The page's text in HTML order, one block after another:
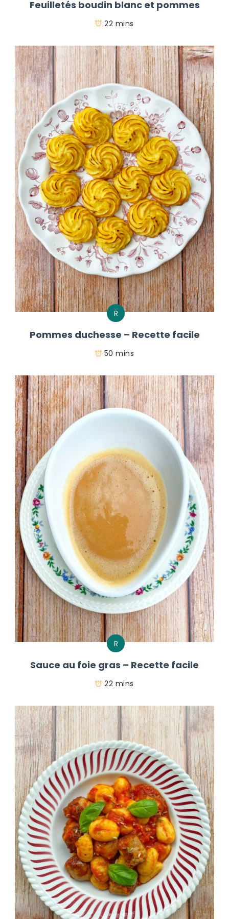
Feuilletés boudin blanc et pommes
22 mins
R
Pommes duchesse – Recette facile
50 mins
R
Sauce au foie gras – Recette facile
22 mins